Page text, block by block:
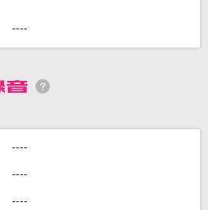
員登録・ログインして
をもっと楽しもう！
と一緒に！練習にも！
----
----
----
----